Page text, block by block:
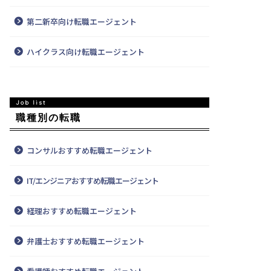
第二新卒向け転職エージェント
ハイクラス向け転職エージェント
職種別の転職
コンサルおすすめ転職エージェント
IT/エンジニアおすすめ転職エージェント
経理おすすめ転職エージェント
弁護士おすすめ転職エージェント